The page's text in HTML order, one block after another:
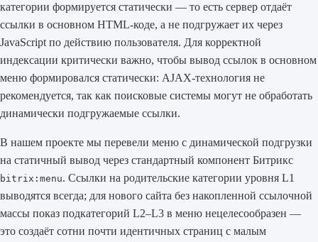
категории формируется статически — то есть сервер отдаёт
ссылки в основном HTML-коде, а не подгружает их через
JavaScript по действию пользователя. Для корректной
индексации критически важно, чтобы вывод ссылок в основном
меню формировался статически: AJAX-технология не
рекомендуется, так как поисковые системы могут не обработать
динамически подгружаемые ссылки.
В нашем проекте мы перевели меню с динамической подгрузки
на статичный вывод через стандартный компонент Битрикс
bitrix:menu. Ссылки на родительские категории уровня L1
выводятся всегда; для нового сайта без накопленной ссылочной
массы показ подкатегорий L2–L3 в меню нецелесообразен —
это создаёт сотни почти идентичных страниц с малым